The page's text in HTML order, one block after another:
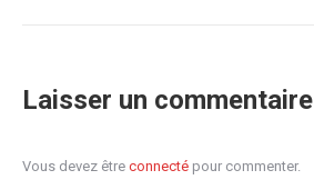
Laisser un commentaire
Vous devez être connecté pour commenter.